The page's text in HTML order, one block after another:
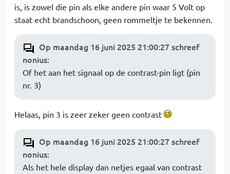
is, is zowel die pin als elke andere pin waar 5 Volt op
staat echt brandschoon, geen rommeltje te bekennen.
Op maandag 16 juni 2025 21:00:27 schreef
nonius:
Of het aan het signaal op de contrast-pin ligt (pin
nr. 3)
Helaas, pin 3 is zeer zeker geen contrast
Op maandag 16 juni 2025 21:00:27 schreef
nonius:
Als het hele display dan netjes egaal van contrast